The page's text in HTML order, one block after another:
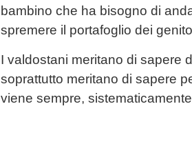
bambino che ha bisogno di
spremere il portafoglio dei
I valdostani meritano di sapere
soprattutto meritano di sapere
viene sempre,